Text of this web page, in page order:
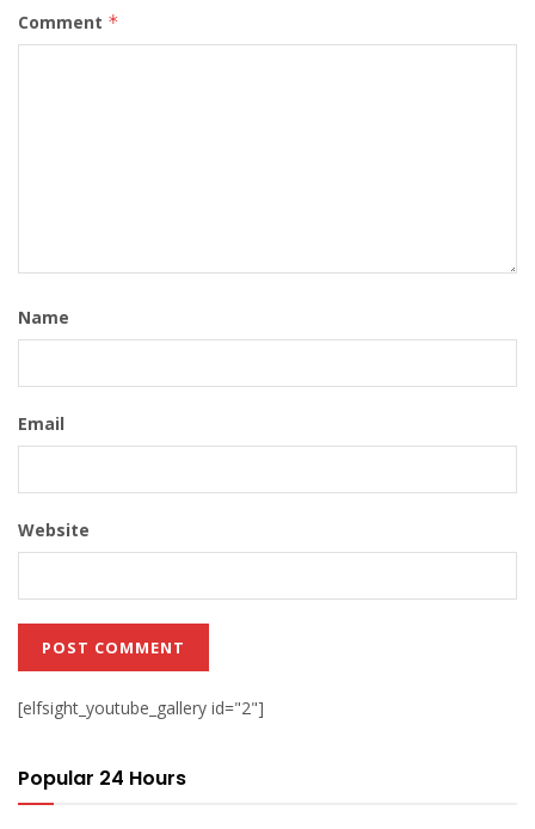
Comment *
Name
Email
Website
[elfsight_youtube_gallery id="2"]
Popular 24 Hours